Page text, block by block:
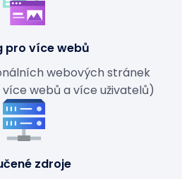
pro více webů
webových stránek
webů a více uživatelů)
zdroje